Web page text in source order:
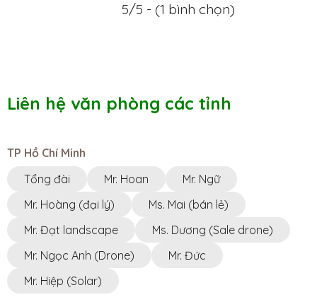
5/5 - (1 bình chọn)
Liên hệ văn phòng các tỉnh
TP Hồ Chí Minh
Tổng đài
Mr. Hoan
Mr. Ngữ
Mr. Hoàng (đại lý)
Ms. Mai (bán lẻ)
Mr. Đạt landscape
Ms. Dương (Sale drone)
Mr. Ngọc Anh (Drone)
Mr. Đức
Mr. Hiệp (Solar)